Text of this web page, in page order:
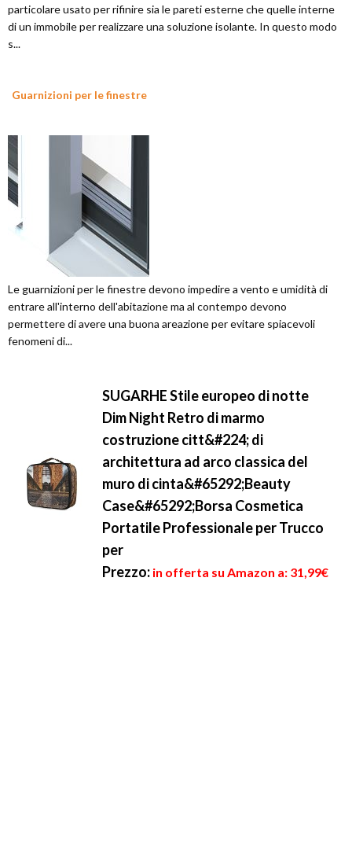
particolare usato per rifinire sia le pareti esterne che quelle interne
di un immobile per realizzare una soluzione isolante. In questo modo
s...
Guarnizioni per le finestre
Le guarnizioni per le finestre devono impedire a vento e umidità di
entrare all'interno dell'abitazione ma al contempo devono
permettere di avere una buona areazione per evitare spiacevoli
fenomeni di...
SUGARHE Stile europeo di notte
Dim Night Retro di marmo
costruzione citt&#224; di
architettura ad arco classica del
muro di cinta&#65292;Beauty
Case&#65292;Borsa Cosmetica
Portatile Professionale per Trucco
per
Prezzo: in offerta su Amazon a: 31,99€